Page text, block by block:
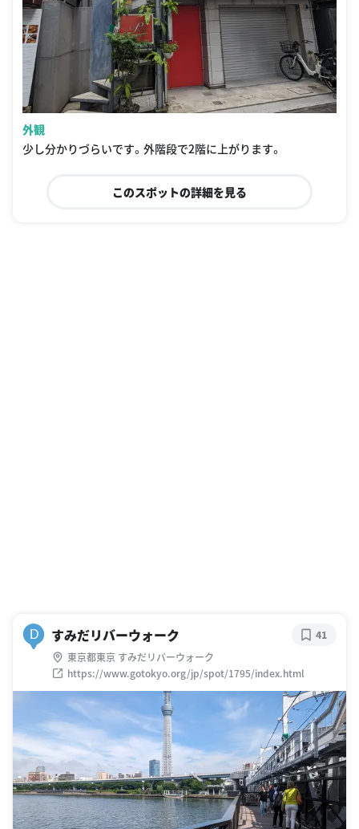
外観
少し分かりづらいです。外階段で2階に上がります。
このスポットの詳細を見る
D すみだリバーウォーク
東京都東京 すみだリバーウォーク
https://www.gotokyo.org/jp/spot/1795/index.html
41